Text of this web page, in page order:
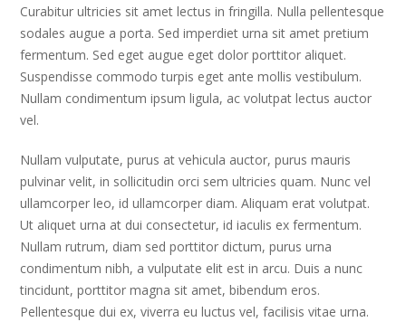
Curabitur ultricies sit amet lectus in fringilla. Nulla pellentesque
sodales augue a porta. Sed imperdiet urna sit amet pretium
fermentum. Sed eget augue eget dolor porttitor aliquet.
Suspendisse commodo turpis eget ante mollis vestibulum.
Nullam condimentum ipsum ligula, ac volutpat lectus auctor
vel.
Nullam vulputate, purus at vehicula auctor, purus mauris
pulvinar velit, in sollicitudin orci sem ultricies quam. Nunc vel
ullamcorper leo, id ullamcorper diam. Aliquam erat volutpat.
Ut aliquet urna at dui consectetur, id iaculis ex fermentum.
Nullam rutrum, diam sed porttitor dictum, purus urna
condimentum nibh, a vulputate elit est in arcu. Duis a nunc
tincidunt, porttitor magna sit amet, bibendum eros.
Pellentesque dui ex, viverra eu luctus vel, facilisis vitae urna.